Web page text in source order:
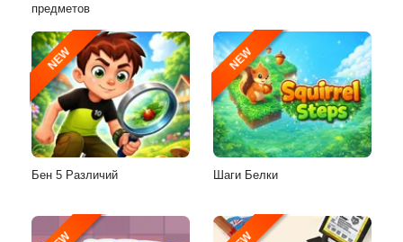
предметов
NEW
Бен 5 Различий
NEW
Шаги Белки